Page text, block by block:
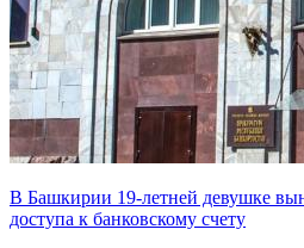
В Башкирии 19-летней девушке
доступа к банковскому счету